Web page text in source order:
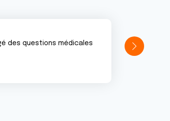
des questions médicales